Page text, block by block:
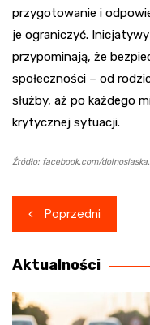
przygotowanie i
je ograniczyć.
przypominają, że
społeczności – od
służby, aż po każdego
krytycznej sytuacji.
Źródło: facebook.com/
Nawigacja
wpisu
Poprzedni
Aktualności